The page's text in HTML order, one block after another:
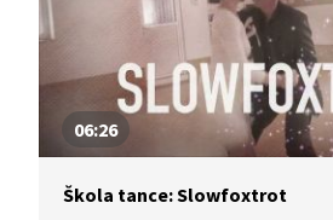
06:26
Škola tance: Slowfoxtrot